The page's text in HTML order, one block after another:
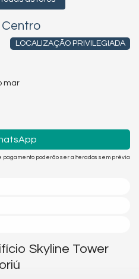
Centro
LOCALIZAÇÃO PRIVILEGIADA
mar
poderão ser alterados sem prévia
Skyline Tower